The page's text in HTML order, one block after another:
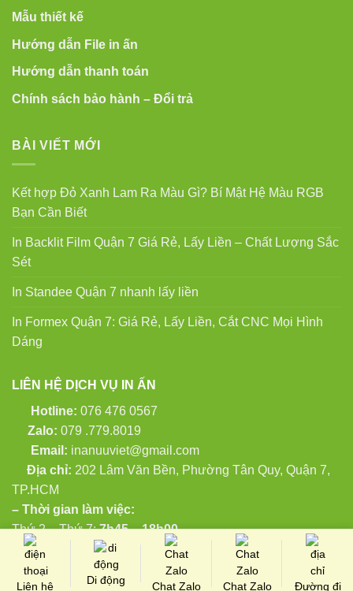
Mẫu thiết kế
Hướng dẫn File in ấn
Hướng dẫn thanh toán
Chính sách bảo hành – Đổi trả
BÀI VIẾT MỚI
Kết hợp Đỏ Xanh Lam Ra Màu Gì? Bí Mật Hệ Màu RGB
Bạn Cần Biết
In Backlit Film Quận 7 Giá Rẻ, Lấy Liền – Chất Lượng Sắc
Sét
In Standee Quận 7 nhanh lấy liền
In Formex Quận 7: Giá Rẻ, Lấy Liền, Cắt CNC Mọi Hình
Dáng
LIÊN HỆ DỊCH VỤ IN ẤN
Hotline: 076 476 0567
Zalo: 079 .779.8019
Email: inanuuviet@gmail.com
Địa chỉ: 202 Lâm Văn Bền, Phường Tân Quy, Quận 7,
TP.HCM
– Thời gian làm việc:
Thứ 2 – Thứ 7:7h45 – 18h00
Copyright 2024 ©in ấn Ưu Việt
Liên hệ
Di động
Chat Zalo Chat Zalo Đường đi